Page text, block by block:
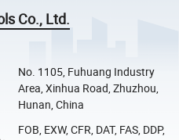
Co., Ltd.
No. 1105, Fuhuang Industry
Area, Xinhua Road, Zhuzhou,
Hunan, China
FOB, EXW, CFR, DAT, FAS, DDP,